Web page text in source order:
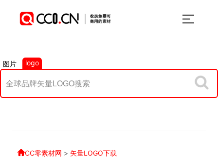
图片 logo
CC零素材网 > 矢量LOGO下载